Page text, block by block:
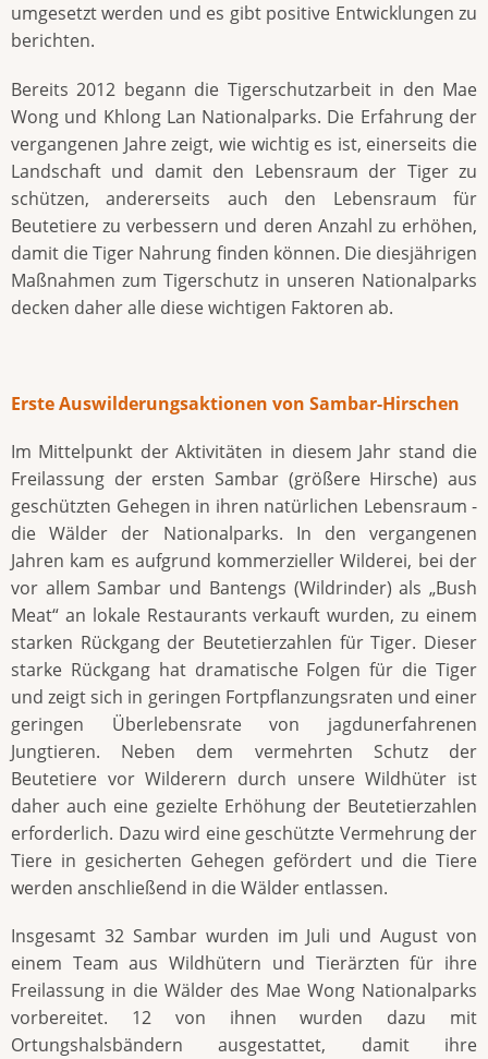
umgesetzt werden und es gibt positive Entwicklungen zu
berichten.
Bereits 2012 begann die Tigerschutzarbeit in den Mae
Wong und Khlong Lan Nationalparks. Die Erfahrung der
vergangenen Jahre zeigt, wie wichtig es ist, einerseits die
Landschaft und damit den Lebensraum der Tiger zu
schützen, andererseits auch den Lebensraum für
Beutetiere zu verbessern und deren Anzahl zu erhöhen,
damit die Tiger Nahrung finden können. Die diesjährigen
Maßnahmen zum Tigerschutz in unseren Nationalparks
decken daher alle diese wichtigen Faktoren ab.
Erste Auswilderungsaktionen von Sambar-Hirschen
Im Mittelpunkt der Aktivitäten in diesem Jahr stand die
Freilassung der ersten Sambar (größere Hirsche) aus
geschützten Gehegen in ihren natürlichen Lebensraum -
die Wälder der Nationalparks. In den vergangenen
Jahren kam es aufgrund kommerzieller Wilderei, bei der
vor allem Sambar und Bantengs (Wildrinder) als „Bush
Meat“ an lokale Restaurants verkauft wurden, zu einem
starken Rückgang der Beutetierzahlen für Tiger. Dieser
starke Rückgang hat dramatische Folgen für die Tiger
und zeigt sich in geringen Fortpflanzungsraten und einer
geringen Überlebensrate von jagdunerfahrenen
Jungtieren. Neben dem vermehrten Schutz der
Beutetiere vor Wilderern durch unsere Wildhüter ist
daher auch eine gezielte Erhöhung der Beutetierzahlen
erforderlich. Dazu wird eine geschützte Vermehrung der
Tiere in gesicherten Gehegen gefördert und die Tiere
werden anschließend in die Wälder entlassen.
Insgesamt 32 Sambar wurden im Juli und August von
einem Team aus Wildhütern und Tierärzten für ihre
Freilassung in die Wälder des Mae Wong Nationalparks
vorbereitet. 12 von ihnen wurden dazu mit
Ortungshalsbändern ausgestattet, damit ihre